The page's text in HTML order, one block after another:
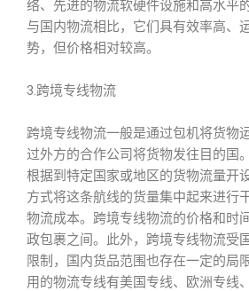
络、先进的物流软硬件设施和高水平
与国内物流相比，它们具有效率高、
势，但价格相对较高。
3.跨境专线物流
跨境专线物流一般是通过包机将货物
过外方的合作公司将货物发往目的国
根据到特定国家或地区的货物流量开
方式将这条航线的货量集中起来进行
物流成本。跨境专线物流的价格和时
政包裹之间。此外，跨境专线物流受
限制，国内货品范围也存在一定的局
用的物流专线有美国专线、欧洲专线